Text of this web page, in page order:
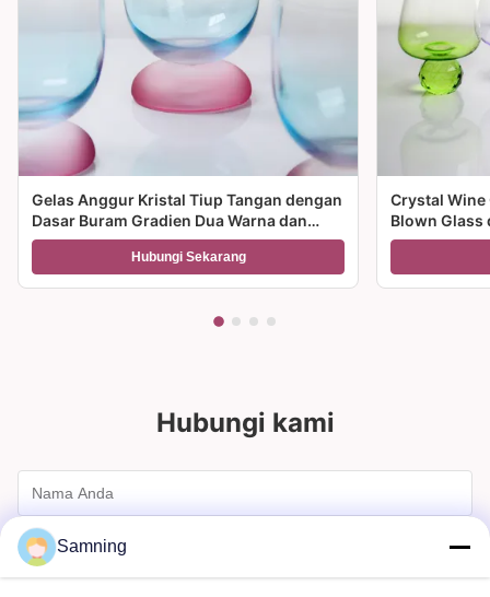
Gelas Anggur Kristal Tiup Tangan dengan
Dasar Buram Gradien Dua Warna dan
Kapasitas 300ml untuk Anggur Koktail
dan Dekorasi RumahHubungi Sekarang
Crystal Wine
Blown Glass
Multiple
Hubungi kami
Samning